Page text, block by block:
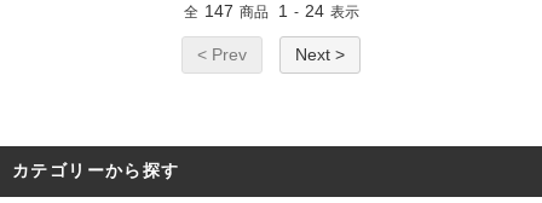
全 147 商品 1 - 24 表示
< Prev Next >
カテゴリーから探す